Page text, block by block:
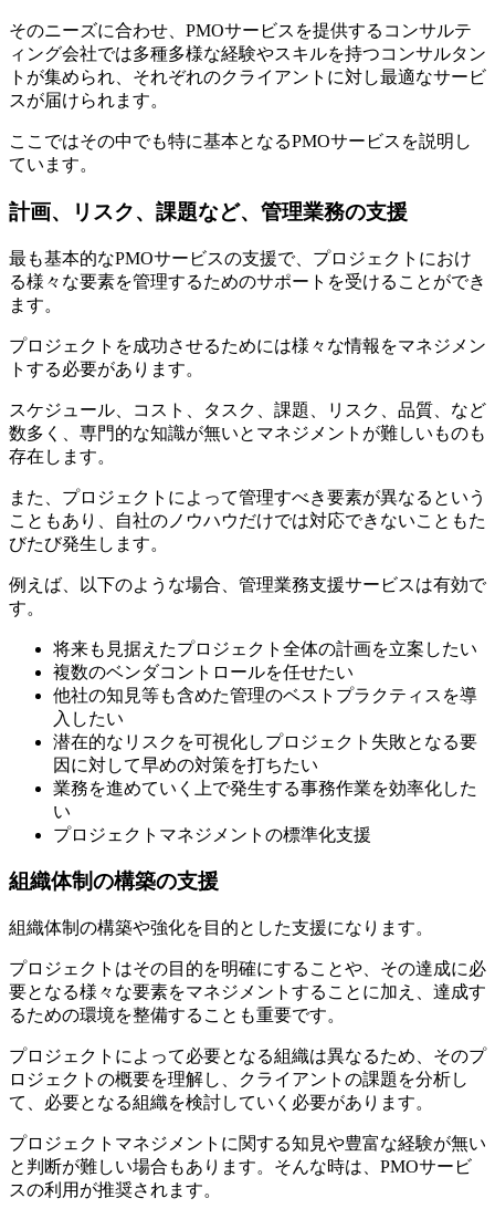
そのニーズに合わせ、PMOサービスを提供するコンサルテ
ィング会社では多種多様な経験やスキルを持つコンサルタン
トが集められ、それぞれのクライアントに対し最適なサービ
スが届けられます。
ここではその中でも特に基本となるPMOサービスを説明し
ています。
計画、リスク、課題など、管理業務の支援
最も基本的なPMOサービスの支援で、プロジェクトにおけ
る様々な要素を管理するためのサポートを受けることができ
ます。
プロジェクトを成功させるためには様々な情報をマネジメン
トする必要があります。
スケジュール、コスト、タスク、課題、リスク、品質、など
数多く、専門的な知識が無いとマネジメントが難しいものも
存在します。
また、プロジェクトによって管理すべき要素が異なるという
こともあり、自社のノウハウだけでは対応できないこともた
びたび発生します。
例えば、以下のような場合、管理業務支援サービスは有効で
す。
将来も見据えたプロジェクト全体の計画を立案したい
複数のベンダコントロールを任せたい
他社の知見等も含めた管理のベストプラクティスを導
入したい
潜在的なリスクを可視化しプロジェクト失敗となる要
因に対して早めの対策を打ちたい
業務を進めていく上で発生する事務作業を効率化した
い
プロジェクトマネジメントの標準化支援
組織体制の構築の支援
組織体制の構築や強化を目的とした支援になります。
プロジェクトはその目的を明確にすることや、その達成に必
要となる様々な要素をマネジメントすることに加え、達成す
るための環境を整備することも重要です。
プロジェクトによって必要となる組織は異なるため、そのプ
ロジェクトの概要を理解し、クライアントの課題を分析し
て、必要となる組織を検討していく必要があります。
プロジェクトマネジメントに関する知見や豊富な経験が無い
と判断が難しい場合もあります。そんな時は、PMOサービ
スの利用が推奨されます。